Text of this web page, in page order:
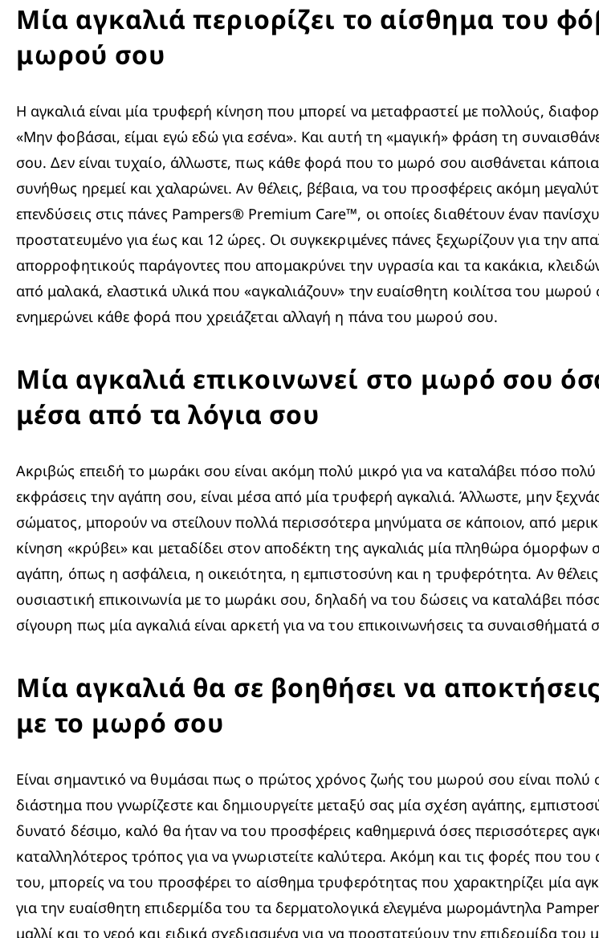
Μία αγκαλιά περιορίζει το αίσθημα του
μωρού σου
Η αγκαλιά είναι μία τρυφερή κίνηση που μπορεί να μεταφραστεί με πολλούς,
«Μην φοβάσαι, είμαι εγώ εδώ για εσένα». Και αυτή τη «μαγική» φράση τη
σου. Δεν είναι τυχαίο, άλλωστε, πως κάθε φορά που το μωρό σου αισθάνεται κάποια
συνήθως ηρεμεί και χαλαρώνει. Αν θέλεις, βέβαια, να του προσφέρεις ακόμη
επενδύσεις στις πάνες Pampers® Premium Care™, οι οποίες διαθέτουν έναν
προστατευμένο για έως και 12 ώρες. Οι συγκεκριμένες πάνες ξεχωρίζουν για την
απορροφητικούς παράγοντες που απομακρύνει την υγρασία και τα κακάκια,
από μαλακά, ελαστικά υλικά που «αγκαλιάζουν» την ευαίσθητη κοιλίτσα του
ενημερώνει κάθε φορά που χρειάζεται αλλαγή η πάνα του μωρού σου.
Μία αγκαλιά επικοινωνεί στο μωρό σου
μέσα από τα λόγια σου
Ακριβώς επειδή το μωράκι σου είναι ακόμη πολύ μικρό για να καταλάβει πόσο
εκφράσεις την αγάπη σου, είναι μέσα από μία τρυφερή αγκαλιά. Άλλωστε, μην
σώματος, μπορούν να στείλουν πολλά περισσότερα μηνύματα σε κάποιον, από
κίνηση «κρύβει» και μεταδίδει στον αποδέκτη της αγκαλιάς μία πληθώρα
αγάπη, όπως η ασφάλεια, η οικειότητα, η εμπιστοσύνη και η τρυφερότητα. Αν
ουσιαστική επικοινωνία με το μωράκι σου, δηλαδή να του δώσεις να καταλάβει
σίγουρη πως μία αγκαλιά είναι αρκετή για να του επικοινωνήσεις τα συναισθήματά
Μία αγκαλιά θα σε βοηθήσει να
με το μωρό σου
Είναι σημαντικό να θυμάσαι πως ο πρώτος χρόνος ζωής του μωρού σου είναι πολύ
διάστημα που γνωρίζεστε και δημιουργείτε μεταξύ σας μία σχέση αγάπης,
δυνατό δέσιμο, καλό θα ήταν να του προσφέρεις καθημερινά όσες περισσότερες
καταλληλότερος τρόπος για να γνωριστείτε καλύτερα. Ακόμη και τις φορές που
του, μπορείς να του προσφέρει το αίσθημα τρυφερότητας που χαρακτηρίζει μία
για την ευαίσθητη επιδερμίδα του τα δερματολογικά ελεγμένα μωρομάντηλα
μαλλί και το νερό και ειδικά σχεδιασμένα για να προστατεύουν την επιδερμίδα